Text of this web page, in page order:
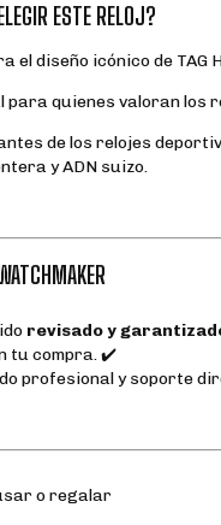
ESTE RELOJ?
el diseño icónico de
para quienes valoran
de los relojes
y ADN suizo.
revisado y
tu compra. ✔️
profesional y soporte
o regalar